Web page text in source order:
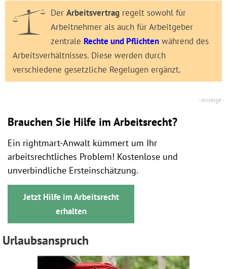
Der Arbeitsvertrag regelt sowohl für
Arbeitnehmer als auch für Arbeitgeber
zentrale Rechte und Pflichten während des
Arbeitsverhältnisses. Diese werden durch
verschiedene gesetzliche Regelugen ergänzt.
Brauchen Sie Hilfe im Arbeitsrecht?
Ein rightmart-Anwalt kümmert um Ihr
arbeitsrechtliches Problem! Kostenlose und
unverbindliche Ersteinschätzung.
Jetzt Hilfe im Arbeitsrecht
erhalten
Urlaubsanspruch